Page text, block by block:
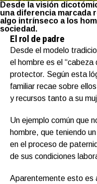
Desde la visión
una diferencia marcada
algo intrínseco a los
sociedad.
El rol de padre
Desde el modelo
el hombre es el “cabeza
protector. Según esta
familiar recae sobre
y recursos tanto a su
Un ejemplo común que
hombre, que teniendo
en el proceso de
de sus condiciones
Aparentemente esto es